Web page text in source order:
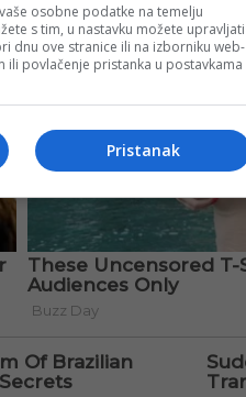
osobne podatke na temelju
s tim, u nastavku možete upravljati
dnu ove stranice ili na izborniku web-
ili povlačenje pristanka u postavkama
Pristanak